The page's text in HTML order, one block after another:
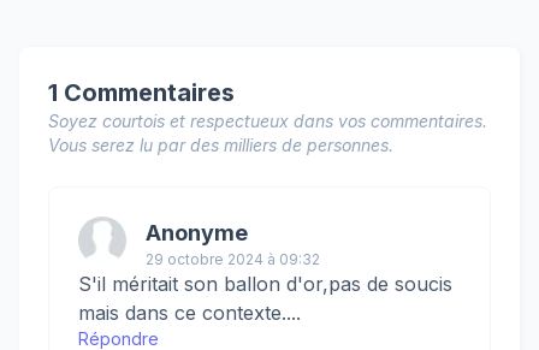
1 Commentaires
Soyez courtois et respectueux dans vos commentaires.
Vous serez lu par des milliers de personnes.
Anonyme
29 octobre 2024 à 09:32
S'il méritait son ballon d'or,pas de soucis
mais dans ce contexte....
Répondre